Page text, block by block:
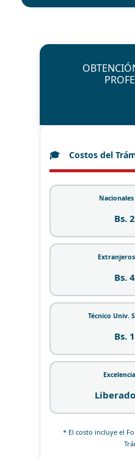
Costos del
Bs.
Bs.
Técnico Univ.
Bs.
* El costo incluye el